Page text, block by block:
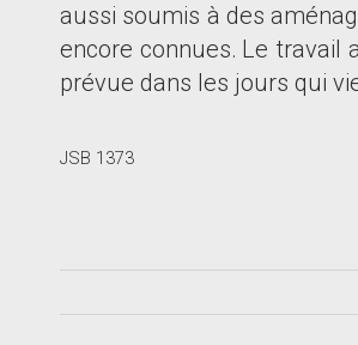
aussi soumis à des
encore connues. Le travail
prévue dans les jours qui
JSB 1373